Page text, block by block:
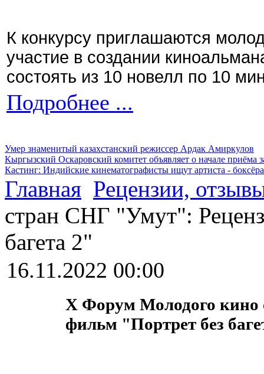
К конкурсу приглашаются
участие в создании
состоять из 10 новелл по 10
Подробнее ...
Умер знаменитый казахстанский режиссер Ардак Амиркулов
Кыргызский Оскаровский комитет объявляет о начале приёма
Кастинг: Индийские кинематографисты ищут артиста -
Главная Рецензии,
стран СНГ "Умут":
багета 2"
16.11.2022 00:00
X Форум Молодого
фильм "Портрет без